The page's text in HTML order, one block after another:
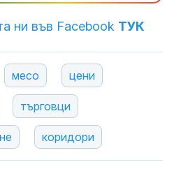
ни във Facebook ТУК
месо цени
търговци
коридори